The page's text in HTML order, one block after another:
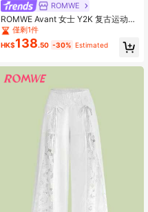
ROMWE
ROMWE Avant 女士 Y2K 复古运动芭
蕾舞风格学院风标语刺绣装饰系带低
腰性感迷你修身牛仔上衣
僅剩1件
HK$138.50 -30% Estimated